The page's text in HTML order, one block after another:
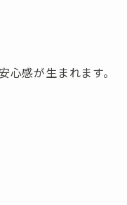
感が生まれます。